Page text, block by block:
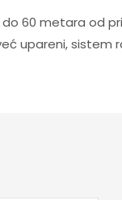
60 metara od
upareni, sistem